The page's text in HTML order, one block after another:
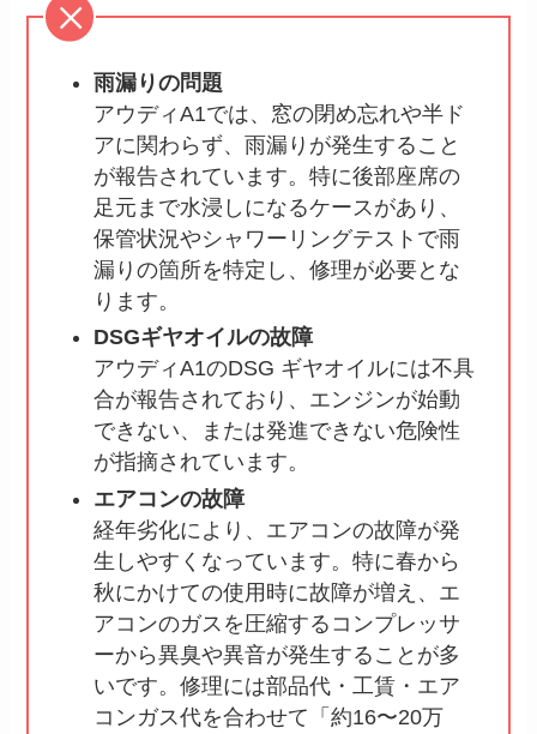
雨漏りの問題
アウディA1では、窓の閉め忘れや半ド
アに関わらず、雨漏りが発生すること
が報告されています。特に後部座席の
足元まで水浸しになるケースがあり、
保管状況やシャワーリングテストで雨
漏りの箇所を特定し、修理が必要とな
ります。
DSGギヤオイルの故障
アウディA1のDSG ギヤオイルには不具
合が報告されており、エンジンが始動
できない、または発進できない危険性
が指摘されています。
エアコンの故障
経年劣化により、エアコンの故障が発
生しやすくなっています。特に春から
秋にかけての使用時に故障が増え、エ
アコンのガスを圧縮するコンプレッサ
ーから異臭や異音が発生することが多
いです。修理には部品代・工賃・エア
コンガス代を合わせて「約16〜20万